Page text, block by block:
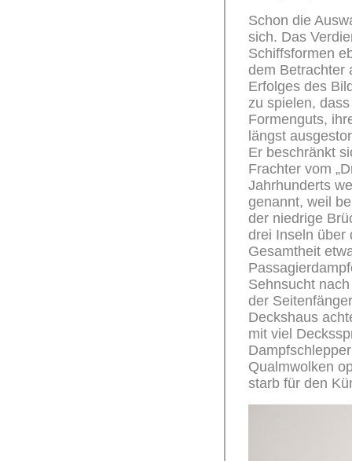
Schon die
sich. Das
Schiffsformen
dem Betrachter
Erfolges des
zu spielen,
Formenguts,
längst
Er beschränkt
Frachter vom
Jahrhunderts
genannt, weil
der niedrige
drei Inseln über
Gesamtheit
Sehnsucht
der
Deckshaus
mit viel
Qualmwolken
starb für den